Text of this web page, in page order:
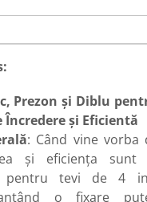
Prezon și Diblu
Încredere și Eficientă
: Când vine vorba
și eficiența sunt
pentru tevi de 4
o fixare